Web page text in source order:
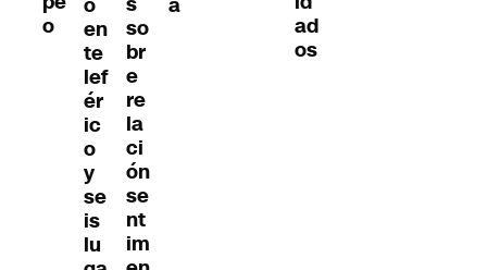
o
en
te
lef
ér
ic
o
y
se
is
lu
so
br
e
re
la
ci
ón
se
nt
im
ad
os